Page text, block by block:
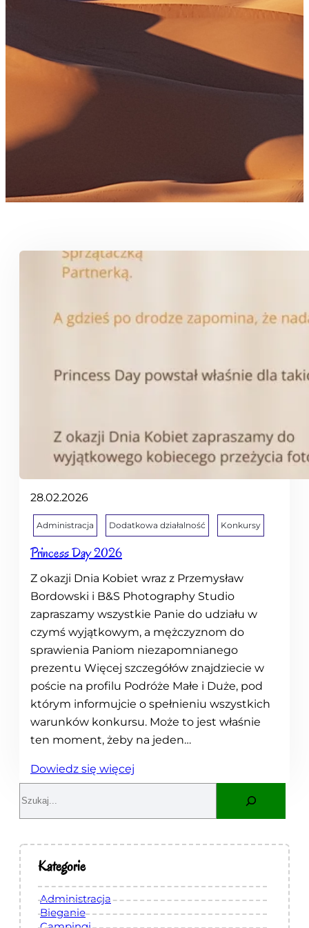
28.02.2026
Administracja Dodatkowa działalność Konkursy
Princess Day 2026
Z okazji Dnia Kobiet wraz z Przemysław
Bordowski i B&S Photography Studio
zapraszamy wszystkie Panie do udziału w
czymś wyjątkowym, a mężczyznom do
sprawienia Paniom niezapomnianego
prezentu Więcej szczegółów znajdziecie w
poście na profilu Podróże Małe i Duże, pod
którym informujcie o spełnieniu wszystkich
warunków konkursu. Może to jest właśnie
ten moment, żeby na jeden…
Dowiedz się więcej
P
i
s
r
c
h
Kategorie
Administracja
Bieganie